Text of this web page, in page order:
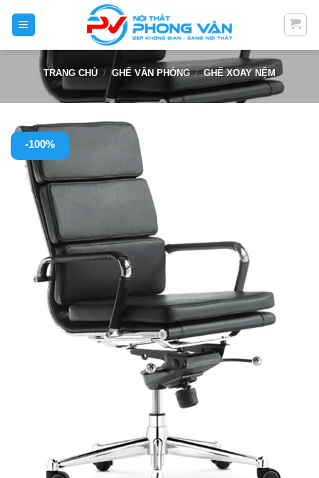
TRANG CHỦ / GHẾ VĂN PHÒNG / GHẾ XOAY NỆM
-100%